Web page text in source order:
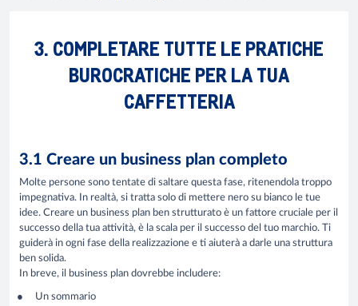
3. COMPLETARE TUTTE LE PRATICHE
BUROCRATICHE PER LA TUA
CAFFETTERIA
3.1 Creare un business plan completo
Molte persone sono tentate di saltare questa fase, ritenendola troppo
impegnativa. In realtà, si tratta solo di mettere nero su bianco le tue
idee. Creare un business plan ben strutturato è un fattore cruciale per il
successo della tua attività, è la scala per il successo del tuo marchio. Ti
guiderà in ogni fase della realizzazione e ti aiuterà a darle una struttura
ben solida.
In breve, il business plan dovrebbe includere:
Un sommario